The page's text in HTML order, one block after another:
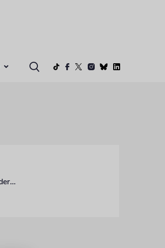
Der Kunsthändler Konrad O. Bernheimer übergab dem Jüdischen Museum wertvolle Gemälde und andere Objekte aus Familienbesitz